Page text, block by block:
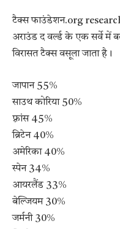
टैक्स फाउंडेशन.org
अराउंड द वर्ल्ड के एक सर्वे में
विरासत टैक्स वसूला जाता है।
जापान 55%
साउथ कोरिया 50%
फ़्रांस 45%
ब्रिटेन 40%
अमेरिका 40%
स्पेन 34%
आयरलैंड 33%
बेल्जियम 30%
जर्मनी 30%